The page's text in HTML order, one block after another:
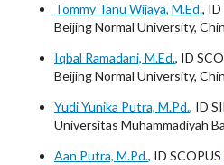
Tommy Tanu Wijaya, M.Ed., ID
Beijing Normal University,
Iqbal Ramadani, M.Ed., ID
Beijing Normal University,
Yudi Yunika Putra, M.Pd., ID
Universitas Muhammadiyah
Aan Putra, M.Pd., ID SCOPUS